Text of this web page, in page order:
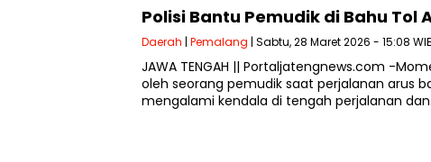
Polisi Bantu Pemudik di Bahu Tol
Daerah | Pemalang | Sabtu, 28 Maret 2026 - 15:08
JAWA TENGAH || Portaljatengnews.com -
oleh seorang pemudik saat perjalanan arus
mengalami kendala di tengah perjalanan